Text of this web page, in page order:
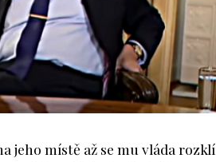
jeho místě až se mu vláda